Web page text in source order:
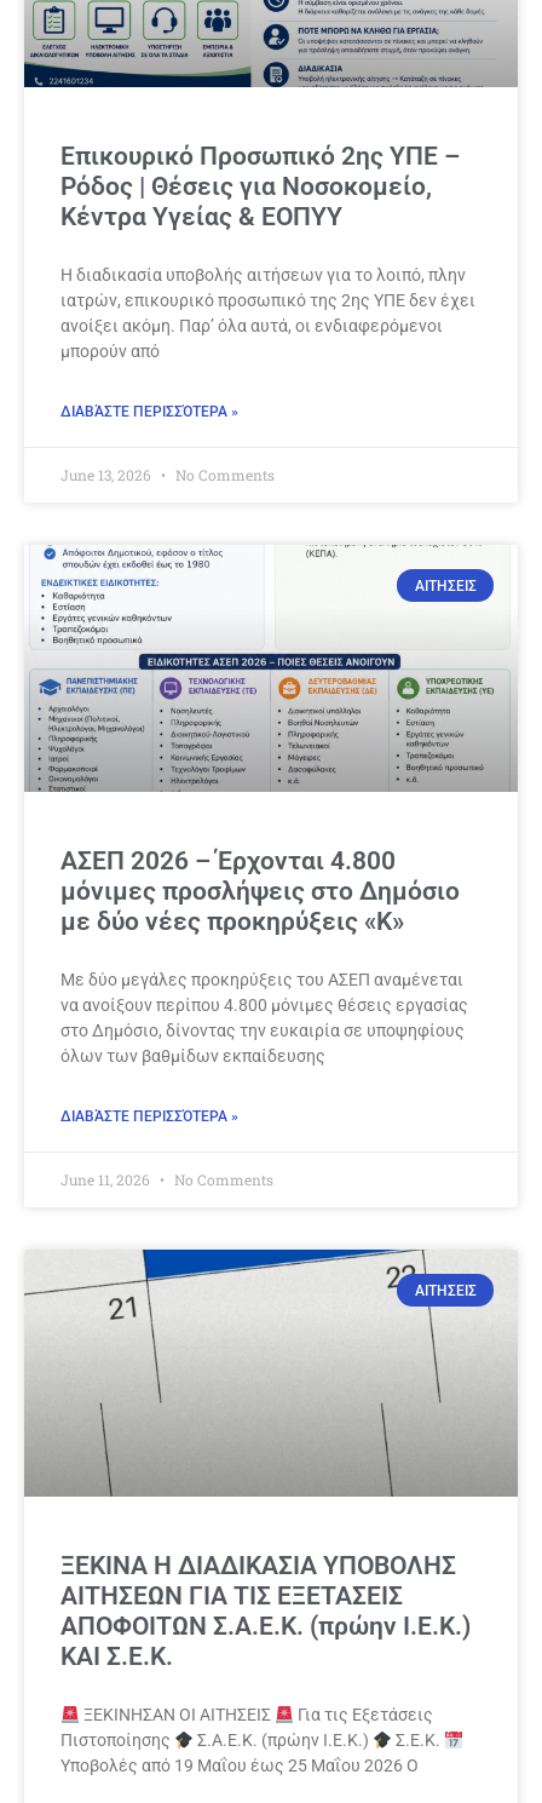
Επικουρικό Προσωπικό 2ης ΥΠΕ –
Ρόδος | Θέσεις για Νοσοκομείο,
Κέντρα Υγείας & ΕΟΠΥΥ
Η διαδικασία υποβολής αιτήσεων για το λοιπό, πλην
ιατρών, επικουρικό προσωπικό της 2ης ΥΠΕ δεν έχει
ανοίξει ακόμη. Παρ’ όλα αυτά, οι ενδιαφερόμενοι
μπορούν από
ΔΙΑΒΆΣΤΕ ΠΕΡΙΣΣΌΤΕΡΑ »
June 13, 2026 No Comments
ΑΙΤΗΣΕΙΣ
ΑΣΕΠ 2026 – Έρχονται 4.800
μόνιμες προσλήψεις στο Δημόσιο
με δύο νέες προκηρύξεις «Κ»
Με δύο μεγάλες προκηρύξεις του ΑΣΕΠ αναμένεται
να ανοίξουν περίπου 4.800 μόνιμες θέσεις εργασίας
στο Δημόσιο, δίνοντας την ευκαιρία σε υποψηφίους
όλων των βαθμίδων εκπαίδευσης
ΔΙΑΒΆΣΤΕ ΠΕΡΙΣΣΌΤΕΡΑ »
June 11, 2026 No Comments
ΑΙΤΗΣΕΙΣ
ΞΕΚΙΝΑ Η ΔΙΑΔΙΚΑΣΙΑ ΥΠΟΒΟΛΗΣ
ΑΙΤΗΣΕΩΝ ΓΙΑ ΤΙΣ ΕΞΕΤΑΣΕΙΣ
ΑΠΟΦΟΙΤΩΝ Σ.Α.Ε.Κ. (πρώην Ι.Ε.Κ.)
ΚΑΙ Σ.Ε.Κ.
ΞΕΚΙΝΗΣΑΝ ΟΙ ΑΙΤΗΣΕΙΣ
Για τις Εξετάσεις
Πιστοποίησης
Σ.Α.Ε.Κ. (πρώην Ι.Ε.Κ.)
Σ.Ε.Κ.
Υποβολές από 19 Μαΐου έως 25 Μαΐου 2026 Ο